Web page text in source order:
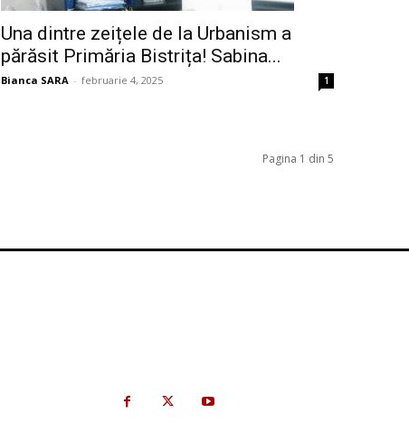
Una dintre zeițele de la Urbanism a
părăsit Primăria Bistrița! Sabina...
Bianca SARA - februarie 4, 2025 1
Pagina 1 din 5